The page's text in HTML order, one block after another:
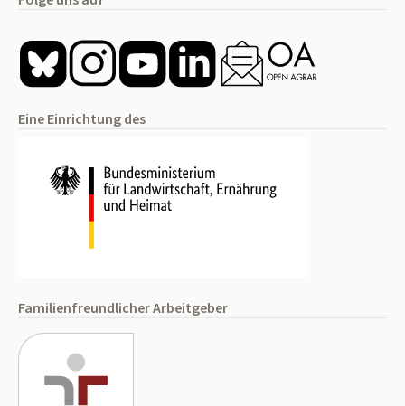
Eine Einrichtung des
Familienfreundlicher Arbeitgeber